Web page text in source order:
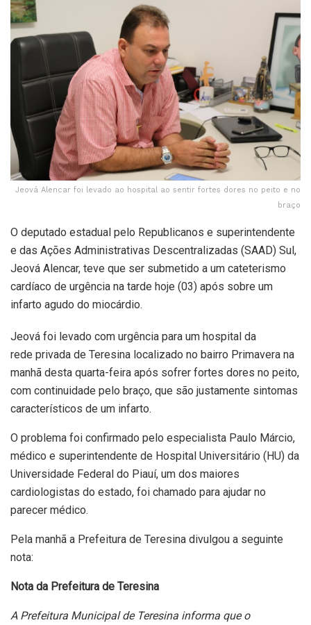
Jeová Alencar foi levado ao hospital ao sentir fortes dores no peito e no
braço
O deputado estadual pelo Republicanos e superintendente
e das Ações Administrativas Descentralizadas (SAAD) Sul,
Jeová Alencar, teve que ser submetido a um cateterismo
cardíaco de urgência na tarde hoje (03) após sobre um
infarto agudo do miocárdio.
Jeová foi levado com urgência para um hospital da
rede privada de Teresina localizado no bairro Primavera na
manhã desta quarta-feira após sofrer fortes dores no peito,
com continuidade pelo braço, que são justamente sintomas
característicos de um infarto.
O problema foi confirmado pelo especialista Paulo Márcio,
médico e superintendente de Hospital Universitário (HU) da
Universidade Federal do Piauí, um dos maiores
cardiologistas do estado, foi chamado para ajudar no
parecer médico.
Pela manhã a Prefeitura de Teresina divulgou a seguinte
nota:
Nota da Prefeitura de Teresina
A Prefeitura Municipal de Teresina informa que o